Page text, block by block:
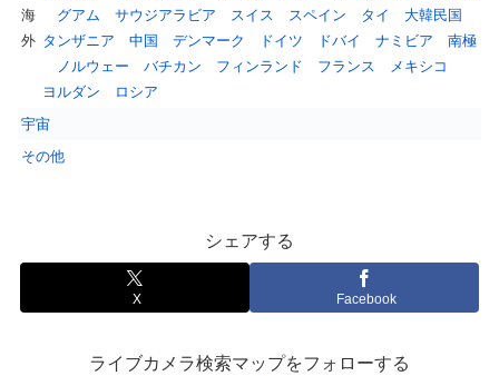
海
外
グアム
サウジアラビア スイス スペイン タイ
大韓民国
タンザニア
中国 デンマーク ドイツ ドバイ ナミビア
南極
ノルウェー
バチカン フィンランド フランス
メキシコ
ヨルダン
ロシア
宇宙
その他
シェアする
X Facebook
ライブカメラ検索マップをフォローする